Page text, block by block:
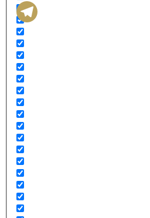
WhatsApp
Telegram